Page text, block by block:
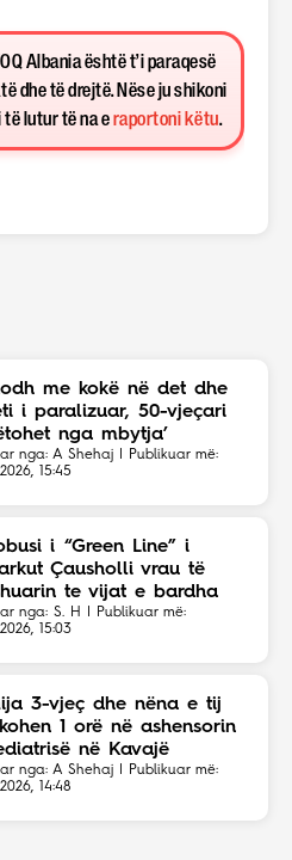
Albania është t’i paraqesë
dhe të drejtë. Nëse ju shikoni
të lutur të na e raportoni këtu.
me kokë në det dhe
i paralizuar, 50-vjeçari
nga mbytja’
nga: A Shehaj | Publikuar më:
15:45
i “Green Line” i
Çausholli vrau të
te vijat e bardha
nga: S. H | Publikuar më:
15:03
3-vjeç dhe nëna e tij
1 orë në ashensorin
në Kavajë
nga: A Shehaj | Publikuar më:
14:48